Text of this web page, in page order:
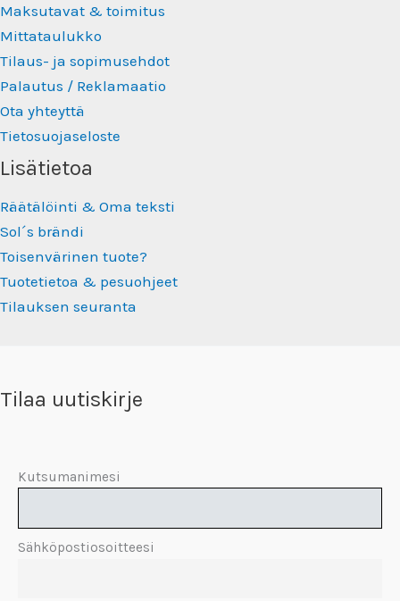
Maksutavat & toimitus
Mittataulukko
Tilaus- ja sopimusehdot
Palautus / Reklamaatio
Ota yhteyttä
Tietosuojaseloste
Lisätietoa
Räätälöinti & Oma teksti
Sol´s brändi
Toisenvärinen tuote?
Tuotetietoa & pesuohjeet
Tilauksen seuranta
Tilaa uutiskirje
Kutsumanimesi
Sähköpostiosoitteesi